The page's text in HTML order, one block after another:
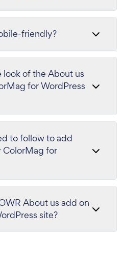
friendly?
look of the About us
for WordPress
to follow to add
ColorMag for
About us add on
site?